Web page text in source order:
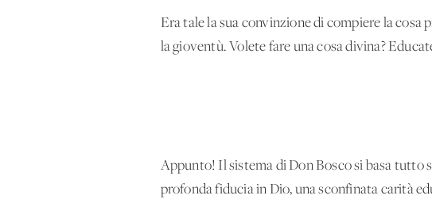
Era tale la sua convinzione di compiere la cosa
la gioventù. Volete fare una cosa divina?
Appunto! Il sistema di Don Bosco si basa tutto
profonda fiducia in Dio, una sconfinata carità